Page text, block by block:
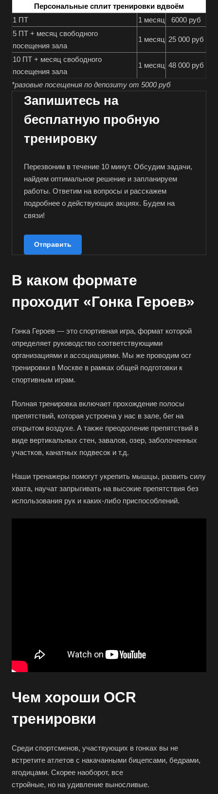
Персональные сплит тренировки вдвоём
1 ПТ
1 месяц
6000 руб
5 ПТ + месяц свободного
посещения зала
1 месяц 25 000 руб
10 ПТ + месяц свободного
посещения зала
1 месяц 48 000 руб
*разовые посещения по депозиту от 5000 руб
Запишитесь на
бесплатную пробную
тренировку
Перезвоним в течение 10 минут. Обсудим задачи,
найдем оптимальное решение и запланируем
работы. Ответим на вопросы и расскажем
подробнее о действующих акциях. Будем на
связи!
Отправить
В каком формате
проходит «Гонка Героев»
Гонка Героев — это спортивная игра, формат которой
определяет руководство соответствующими
организациями и ассоциациями. Мы же проводим ocr
тренировки в Москве в рамках общей подготовки к
спортивным играм.
Полная тренировка включает прохождение полосы
препятствий, которая устроена у нас в зале, бег на
открытом воздухе. А также преодоление препятствий в
виде вертикальных стен, завалов, озер, заболоченных
участков, канатных подвесок и т.д.
Наши тренажеры помогут укрепить мышцы, развить силу
хвата, научат запрыгивать на высокие препятствия без
использования рук и каких-либо приспособлений.
Чем хороши OCR
тренировки
Среди спортсменов, участвующих в гонках вы не
встретите атлетов с накачанными бицепсами, бедрами,
ягодицами. Скорее наоборот, все
стройные, но на удивление выносливые.